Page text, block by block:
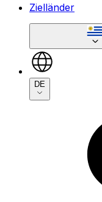
Zielländer
DE